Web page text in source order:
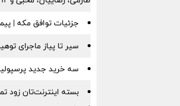
جزئیات توافق مکه |
سیر تا پیاز ماجرای
سه خرید جدید
بسته اینترنت‌تان زود